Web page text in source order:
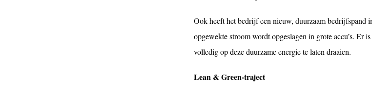
Ook heeft het bedrijf een nieuw, duurzaam bedrijfspand
opgewekte stroom wordt opgeslagen in grote accu’s. Er
volledig op deze duurzame energie te laten draaien.
Lean & Green-traject